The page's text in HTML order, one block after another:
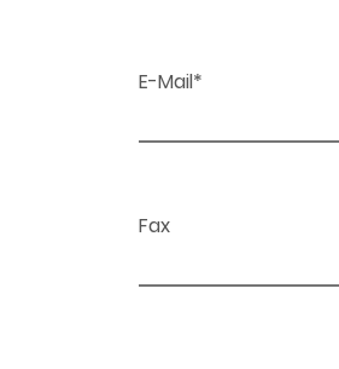
E-Mail*
Fax